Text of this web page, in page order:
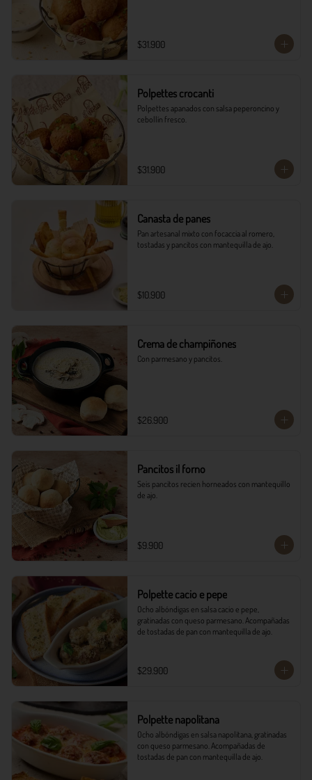
$31.900
Polpettes crocanti
Polpettes apanados con salsa peperoncino y
cebollín fresco.
$31.900
Canasta de panes
Pan artesanal mixto con focaccia al romero,
tostadas y pancitos con mantequilla de ajo.
$10.900
Crema de champiñones
Con parmesano y pancitos.
$26.900
Pancitos il forno
Seis pancitos recien horneados con mantequillo
de ajo.
$9.900
Polpette cacio e pepe
Ocho albóndigas en salsa cacio e pepe,
gratinadas con queso parmesano. Acompañadas
de tostadas de pan con mantequilla de ajo.
$29.900
Polpette napolitana
Ocho albóndigas en salsa napolitana, gratinadas
con queso parmesano. Acompañadas de
tostadas de pan con mantequilla de ajo.